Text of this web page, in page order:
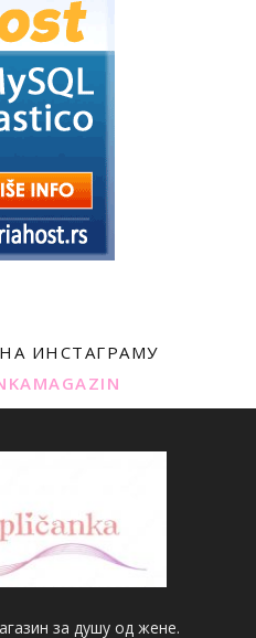
ИНСТАГРАМУ
за душу од жене.